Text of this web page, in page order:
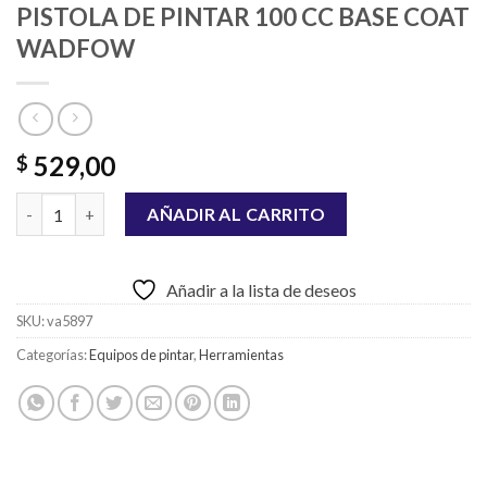
PISTOLA DE PINTAR 100 CC BASE COAT
WADFOW
$ 529,00
PISTOLA DE PINTAR 100 CC BASE COAT WADFOW cantidad
AÑADIR AL CARRITO
Añadir a la lista de deseos
SKU:va5897
Categorías:Equipos de pintar,Herramientas